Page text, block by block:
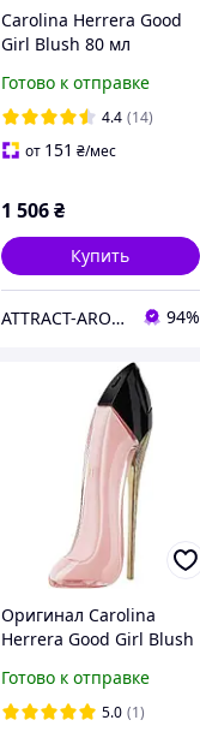
Carolina Herrera Good
Girl Blush 80 мл
цветочно ванильный
аромат Каролина
Эррера
Готово к отправке
4.4 (14)
от 151 ₴/мес
1 506₴
Купить
ATTRAСT-AROMA 94%
Оригинал Carolina
Herrera Good Girl Blush
Парфюмированная
вода
Готово к отправке
5.0 (1)